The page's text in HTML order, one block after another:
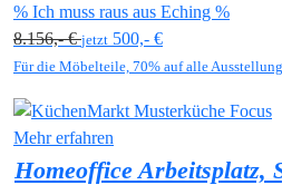
% Ich muss raus aus Eching %
8.156,- €jetzt 500,- €
Für die Möbelteile, 70% auf alle
Mehr erfahren
Homeoffice Arbeitsplatz,